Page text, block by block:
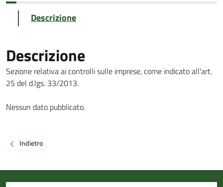
Descrizione
Descrizione
Sezione relativa ai controlli sulle imprese, come indicato all'art.
25 del d.lgs. 33/2013.
Nessun dato pubblicato.
Indietro